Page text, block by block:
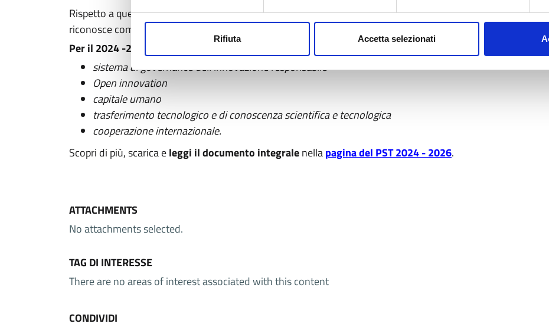
Rifiuta Accetta selezionati
Rispetto a questi obiettivi, il PST approfondisce poiifattori considerati abilitantirispetto all’innovazione,
riconosce come rilevanti per l’attuazione delle priorità regionali.
Per il 2024 -2026 i fattori abilitanti sono stati aggiornati a 5:
sistema di governance dell’innovazione responsabile
Open innovation
capitale umano
trasferimento tecnologico e di conoscenza scientifica e tecnologica
cooperazione internazionale.
Scopri di più, scarica eleggi il documento integralenellapagina del PST 2024 - 2026.
ATTACHMENTS
No attachments selected.
TAG DI INTERESSE
There are no areas of interest associated with this content
CONDIVIDI